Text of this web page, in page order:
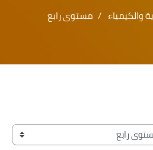
والكيمياء
مستوى رابع